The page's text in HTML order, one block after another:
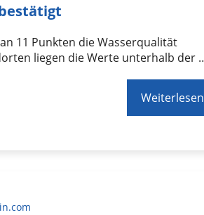
11 Punkten die Wasserqualität
liegen die Werte unterhalb der
Weiterlesen